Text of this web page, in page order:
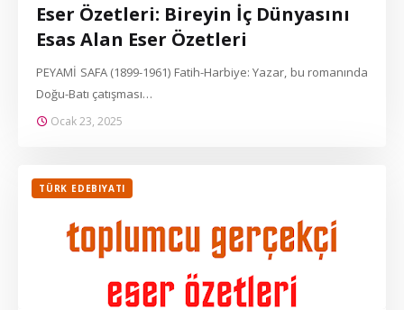
Eser Özetleri: Bireyin İç Dünyasını
Esas Alan Eser Özetleri
PEYAMİ SAFA (1899-1961) Fatih-Harbiye: Yazar, bu romanında
Doğu-Batı çatışması…
Ocak 23, 2025
TÜRK EDEBIYATI